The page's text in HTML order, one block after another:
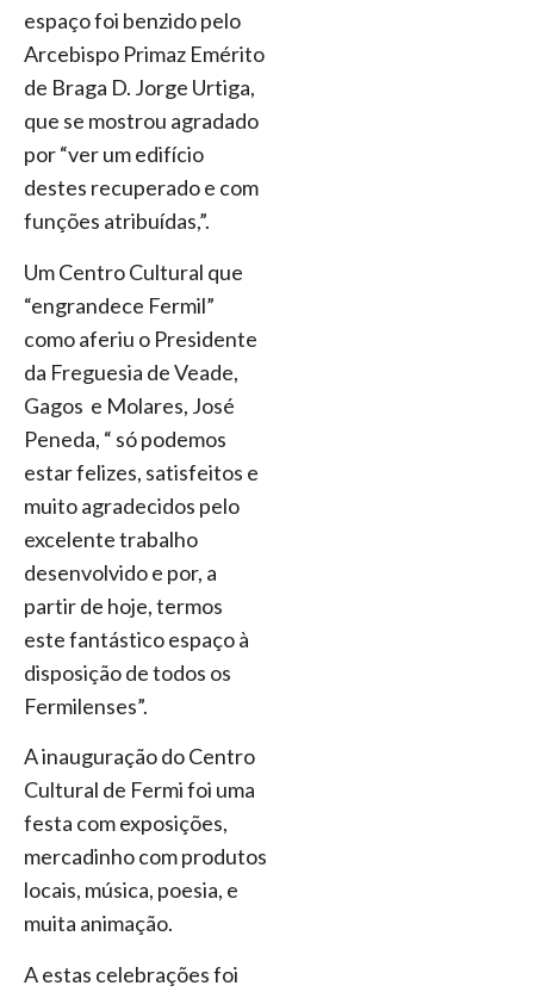
espaço foi benzido pelo
Arcebispo Primaz Emérito
de Braga D. Jorge Urtiga,
que se mostrou agradado
por “ver um edifício
destes recuperado e com
funções atribuídas,”.
Um Centro Cultural que
“engrandece Fermil”
como aferiu o Presidente
da Freguesia de Veade,
Gagos e Molares, José
Peneda, “ só podemos
estar felizes, satisfeitos e
muito agradecidos pelo
excelente trabalho
desenvolvido e por, a
partir de hoje, termos
este fantástico espaço à
disposição de todos os
Fermilenses”.
A inauguração do Centro
Cultural de Fermi foi uma
festa com exposições,
mercadinho com produtos
locais, música, poesia, e
muita animação.
A estas celebrações foi